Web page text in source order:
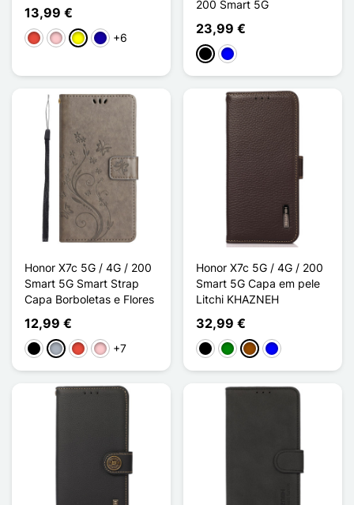
13,99 €
Vermelho
RosaAmareloAzul Escuro
+6
200 Smart 5G
23,99 €
PretoAzul
Honor X7c 5G / 4G / 200
Smart 5G Smart Strap
Capa Borboletas e Flores
12,99 €
PretoCinzentoVermelho
Rosa+7
Honor X7c 5G / 4G / 200
Smart 5G Capa em pele
Litchi KHAZNEH
32,99 €
PretoVerdeCastanho
Azul